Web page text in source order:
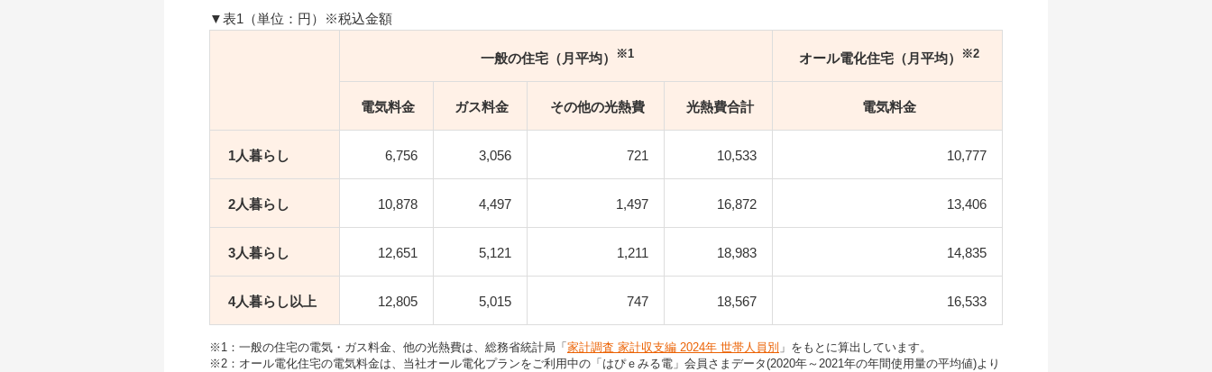
▼表1（単位：円）※税込金額
一般の住宅（月平均） ※1 オール電化住宅（月平均） ※2
電気料金 ガス料金 その他の光熱費 光熱費合計 電気料金
1⼈暮らし 6,756 3,056 721 10,533 10,777
2人暮らし 10,878 4,497 1,497 16,872 13,406
3人暮らし 12,651 5,121 1,211 18,983 14,835
4人暮らし 以上 12,805 5,015 747 18,567 16,533
※1：一般の住宅の電気・ガス料金、他の光熱費は、総務省統計局「 家計調査 家計収支編 2024年 世帯人員別 」をもとに算出しています。
※2：オール電化住宅の電気料金は、当社オール電化プランをご利用中の「はぴｅみる電」会員さまデータ(2020年～2021年の年間使用量の平均値)より